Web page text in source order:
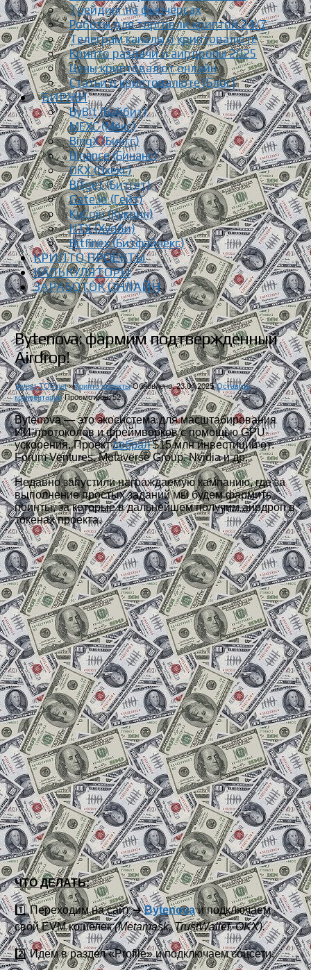
Трейдинг на фьючерсах
Роботы для торговли криптой 24/7
Телеграм каналы о криптовалюте
Крипто раздачи и аирдропы 2025
Цены криптовалют онлайн
Статьи о криптовалюте [Блог]
БИРЖИ
ByBit (Байбит)
MEXC (Мекс)
BingX (Бингс)
Binance (Бинанс)
OKX (Окекс)
Bitget (Битгет)
Gate.io (Гейт)
KuCoin (Кукоин)
HTX (Хуоби)
Bitfinex (Битфайнекс)
КРИПТО ПРОЕКТЫ
КАЛЬКУЛЯТОРЫ
ЗАРАБОТОК ОНЛАЙН
Bytenova: фармим подтвержденный
Airdrop!
Invest-TOP.net»Крипто проекты Обновлено: 23.04.2025 Оставить
комментарий Просмотров: 52
Bytenova — это экосистема для масштабирования
ИИ-протоколов и фреймворков с помощью GPU-
ускорения. Проектсобрал$15 млн инвестиций от:
Forum Ventures, Metaverse Group, Nvidia и др.
Недавно запустили награждаемую кампанию, где за
выполнение простых заданий мы будем фармить
поинты, за которые в дальнейшем получим аирдроп в
токенах проекта.
ЧТО ДЕЛАТЬ:
1️⃣ Переходим на сайт ➜Bytenovaи подключаем
свой EVM кошелек(Metamask, TrustWallet, OKX).
2️⃣ Идем в раздел «Profile» и подключаем соцсети.